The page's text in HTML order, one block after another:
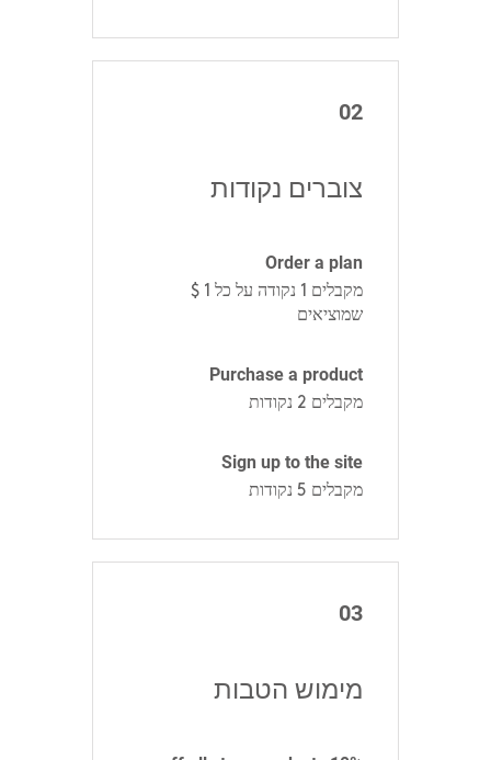
02
צוברים נקודות
Order a plan
מקבלים 1 נקודה על כל ‏1 ‏$
שמוציאים
Purchase a product
מקבלים 2 נקודות
Sign up to the site
מקבלים 5 נקודות
03
מימוש הטבות